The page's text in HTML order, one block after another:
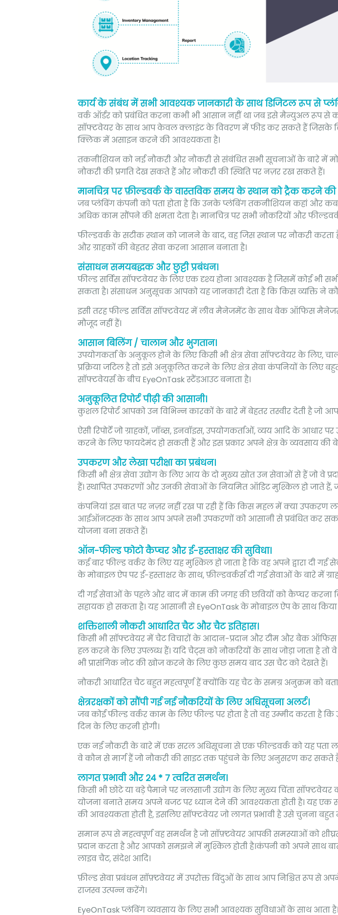
कार्य के संबंध में सभी आवश्यक जानकारी के साथ डिजिटल रूप से
वर्क ऑर्डर को प्रबंधित करना कभी भी आसान नहीं था जब इसे मैन्युअल रूप से
सॉफ्टवेयर के साथ आप केवल क्लाइंट के विवरण में फीड कर सकते हैं जिसके
क्लिक में असाइन करने की आवश्यकता है।
तकनीशियन को नई नौकरी और नौकरी से संबंधित सभी सूचनाओं के बारे में
नौकरी की प्रगति देख सकते हैं और नौकरी की स्थिति पर नज़र रख सकते हैं।
मानचित्र पर फ़ील्डवर्क के वास्तविक समय के स्थान को ट्रैक करने की
जब प्लंबिंग कंपनी को पता होता है कि उनके प्लंबिंग तकनीशियन कहां और
अधिक काम सौंपने की क्षमता देता है। मानचित्र पर सभी नौकरियों और
फील्डवर्क के सटीक स्थान को जानने के बाद, वह जिस स्थान पर नौकरी
और ग्राहकों की बेहतर सेवा करना आसान बनाता है।
संसाधन समयबद्धक और छुट्टी प्रबंधन।
फील्ड सर्विस सॉफ्टवेयर के लिए एक दृश्य होना आवश्यक है जिसमें कोई भी
सकता है। संसाधन अनुसूचक आपको यह जानकारी देता है कि किस व्यक्ति ने
इसी तरह फील्ड सर्विस सॉफ्टवेयर में लीव मैनेजमेंट के साथ बैक ऑफिस
मौजूद नहीं हैं।
आसान बिलिंग / चालान और भुगतान।
उपयोगकर्ता के अनुकूल होने के लिए किसी भी क्षेत्र सेवा सॉफ्टवेयर के लिए,
प्रक्रिया जटिल है तो इसे अनुकूलित करने के लिए क्षेत्र सेवा कंपनियों के
सॉफ्टवेयर्स के बीच EyeOnTask स्टैंडआउट बनाता है।
अनुकूलित रिपोर्ट पीढ़ी की आसानी।
कुशल रिपोर्ट आपको उन विभिन्न कारकों के बारे में बेहतर तस्वीर देती है जो
ऐसी रिपोर्टें जो ग्राहकों, जॉब्स, इनवॉइस, उपयोगकर्ताओं, व्यय आदि के
करने के लिए फायदेमंद हो सकती हैं और इस प्रकार अपने क्षेत्र के व्यवसाय की
उपकरण और लेखा परीक्षा का प्रबंधन।
किसी भी क्षेत्र सेवा उद्योग के लिए आय के दो मुख्य स्रोत उन सेवाओं से हैं जो वे
हैं। स्थापित उपकरणों और उनकी सेवाओं के नियमित ऑडिट मुश्किल हो जाते हैं,
कंपनियां इस बात पर नज़र नहीं रख पा रही हैं कि किस महल में क्या
आईऑनटस्क के साथ आप अपने सभी उपकरणों को आसानी से प्रबंधित कर
योजना बना सकते हैं।
ऑन-फील्ड फोटो कैप्चर और ई-हस्ताक्षर की सुविधा।
कई बार फील्ड वर्कर के लिए यह मुश्किल हो जाता है कि वह अपने द्वारा दी गई
के मोबाइल ऐप पर ई-हस्ताक्षर के साथ, फ़ील्डवर्कर्स दी गई सेवाओं के बारे में
दी गई सेवाओं के पहले और बाद में काम की जगह की छवियों को कैप्चर करना
सहायक हो सकता है। यह आसानी से EyeOnTask के मोबाइल ऐप के साथ किया
शक्तिशाली नौकरी आधारित चैट और चैट इतिहास।
किसी भी सॉफ्टवेयर में चैट विचारों के आदान-प्रदान और टीम और बैक ऑफिस
हल करने के लिए उपलब्ध हैं। यदि चैट्स को नौकरियों के साथ जोड़ा जाता है
भी प्रासंगिक नोट की खोज करने के लिए कुछ समय बाद उस चैट को देखते हैं।
नौकरी आधारित चैट बहुत महत्वपूर्ण हैं क्योंकि यह चैट के समग्र अनुक्रम को
क्षेत्ररक्षकों को सौंपी गई नई नौकरियों के लिए अधिसूचना अलर्ट।
जब कोई फील्ड वर्कर काम के लिए फील्ड पर होता है तो वह उम्मीद करता
दिन के लिए करनी होगी।
एक नई नौकरी के बारे में एक सरल अधिसूचना से एक फील्डवर्क को यह
वे कौन से मार्ग हैं जो नौकरी की साइट तक पहुंचने के लिए अनुसरण कर सकते
लागत प्रभावी और 24 * 7 त्वरित समर्थन।
किसी भी छोटे या बड़े पैमाने पर नलसाजी उद्योग के लिए मुख्य चिंता
योजना बनाते समय अपने बजट पर ध्यान देने की आवश्यकता होती है। यह एक
की आवश्यकता होती है, इसलिए सॉफ्टवेयर जो लागत प्रभावी है उसे चुनना बहुत
समान रूप से महत्वपूर्ण वह समर्थन है जो सॉफ़्टवेयर आपकी समस्याओं को
प्रदान करता है और आपको समझने में मुश्किल होती है।कंपनी को अपने साथ
लाइव चैट, संदेश आदि।
फ़ील्ड सेवा प्रबंधन सॉफ़्टवेयर में उपरोक्त बिंदुओं के साथ आप निश्चित रूप
राजस्व उत्पन्न करेंगे।
EyeOnTask प्लंबिंग व्यवसाय के लिए सभी आवश्यक सुविधाओं के साथ आता